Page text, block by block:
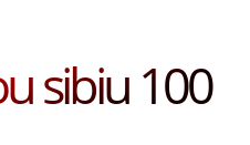
sibiu 100